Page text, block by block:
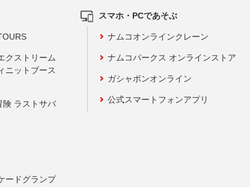
クストリーム
ニットブース
険 ラストサバ
ードグランプ
スマホ・PCであそぶ
ナムコオンラインクレーン
ナムコパークス オンラインストア
ガシャポンオンライン
公式スマートフォンアプリ